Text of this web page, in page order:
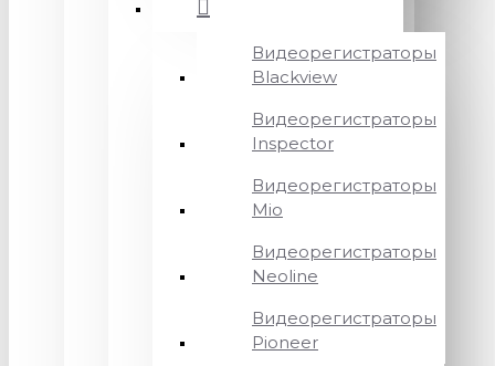
Видеорегистраторы
Blackview
Видеорегистраторы
Inspector
Видеорегистраторы
Mio
Видеорегистраторы
Neoline
Видеорегистраторы
Pioneer